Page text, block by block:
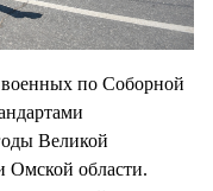
по Соборной
Великой
Омской области.